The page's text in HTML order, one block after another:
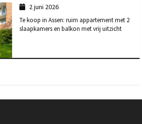
2 juni 2026
Te koop in Assen: ruim appartement met 2
slaapkamers en balkon met vrij uitzicht